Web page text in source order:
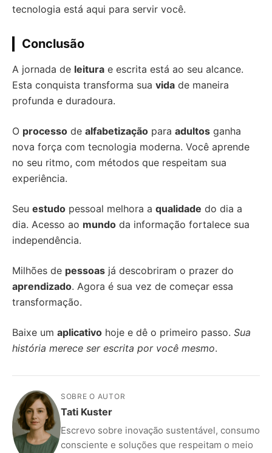
tecnologia está aqui para servir você.
Conclusão
A jornada de leitura e escrita está ao seu alcance.
Esta conquista transforma sua vida de maneira
profunda e duradoura.
O processo de alfabetização para adultos ganha
nova força com tecnologia moderna. Você aprende
no seu ritmo, com métodos que respeitam sua
experiência.
Seu estudo pessoal melhora a qualidade do dia a
dia. Acesso ao mundo da informação fortalece sua
independência.
Milhões de pessoas já descobriram o prazer do
aprendizado. Agora é sua vez de começar essa
transformação.
Baixe um aplicativo hoje e dê o primeiro passo. Sua
história merece ser escrita por você mesmo.
SOBRE O AUTOR
Tati Kuster
Escrevo sobre inovação sustentável, consumo
consciente e soluções que respeitam o meio